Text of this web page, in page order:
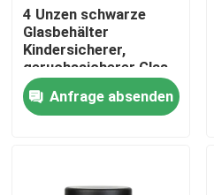
Über uns
Fabrik-Ausflug
4 Unzen schwarze
Glasbehälter
Kindersicherer,
geruchssicherer Glas-
Unkrautbehälter UV-
Glasbehälter Custom
Anfrage absenden